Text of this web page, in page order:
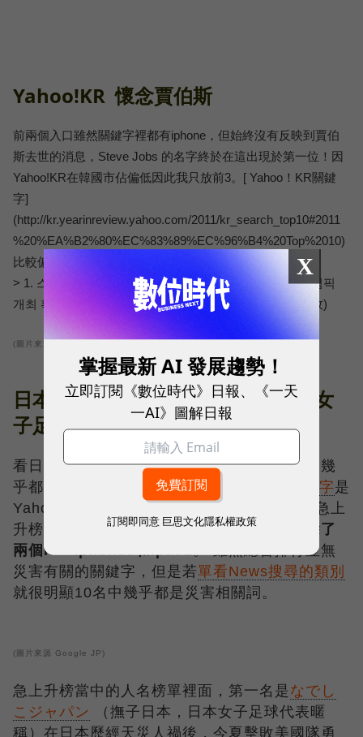
Yahoo!KR 懷念賈伯斯
前兩個入口雖然關鍵字裡都有iphone，但始終沒有反映到賈伯
斯去世的消息，Steve Jobs 的名字終於在這出現於第一位！因
Yahoo!KR在韓國市佔偏低因此我只放前3。[ Yahoo！KR關鍵
字]
(http://kr.yearinreview.yahoo.com/2011/kr_search_top10#2011
%20%EA%B2%80%EC%83%89%EC%96%B4%20Top%2010)
比較偏政治經濟，差異度和前兩個網站還滿大的。
> 1. 스티브 잡스 사망 (Steve Jobs去世) > 2. 평창동계올림픽
개최 확정 (平昌冬奧會) > 3. 후쿠시마 원전사고 ( 福島事故)
(圖片來源:Yahoo!KR)
日本Google爆紅人名第一位：日本女
子足球代表隊
看日本的搜尋比較特別的點是總排行裡面居然幾
乎都是網站服務，例如Google JP第一名關鍵字是
Yahoo，二三四是Mixi、Amazon和樂天，在急上
升榜當中幾乎都是地震與福島事件相關詞，
除了
兩個i — iphone5和ipad2
。 雖然總合排行並無
災害有關的關鍵字，但是若單看News搜尋的類別
就很明顯10名中幾乎都是災害相關詞。
(圖片來源 Google JP)
急上升榜當中的人名榜單裡面，第一名是なでし
こジャパン （撫子日本，日本女子足球代表暱
稱）在日本歷經天災人禍後，今夏擊敗美國隊勇
X
掌握最新 AI 發展趨勢！
立即訂閱《數位時代》日報、《一天
一AI》圖解日報
訂閱即同意 巨思文化隱私權政策